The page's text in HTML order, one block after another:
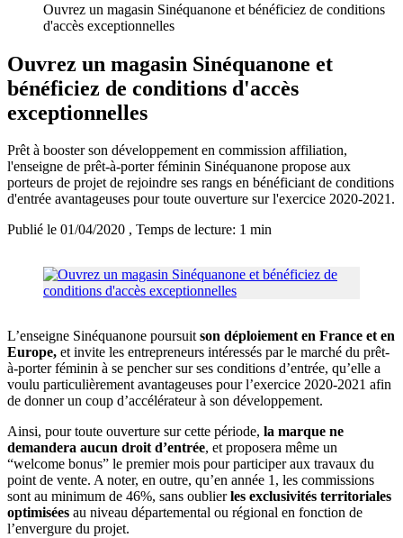
Ouvrez un magasin Sinéquanone et bénéficiez de conditions
d'accès exceptionnelles
Ouvrez un magasin Sinéquanone et
bénéficiez de conditions d'accès
exceptionnelles
Prêt à booster son développement en commission affiliation,
l'enseigne de prêt-à-porter féminin Sinéquanone propose aux
porteurs de projet de rejoindre ses rangs en bénéficiant de conditions
d'entrée avantageuses pour toute ouverture sur l'exercice 2020-2021.
Publié le 01/04/2020 , Temps de lecture: 1 min
L’enseigne Sinéquanone poursuitson déploiement en France et en
Europe, et invite les entrepreneurs intéressés par le marché du prêt-
à-porter féminin à se pencher sur ses conditions d’entrée, qu’elle a
voulu particulièrement avantageuses pour l’exercice 2020-2021 afin
de donner un coup d’accélérateur à son développement.
Ainsi, pour toute ouverture sur cette période, la marque ne
demandera aucun droit d’entrée, et proposera même un
“welcome bonus” le premier mois pour participer aux travaux du
point de vente. A noter, en outre, qu’en année 1, les commissions
sont au minimum de 46%, sans oublierles exclusivités territoriales
optimisées au niveau départemental ou régional en fonction de
l’envergure du projet.